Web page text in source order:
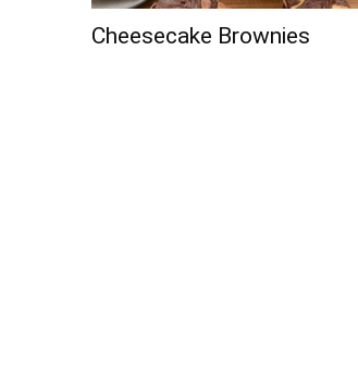
Cheesecake Brownies